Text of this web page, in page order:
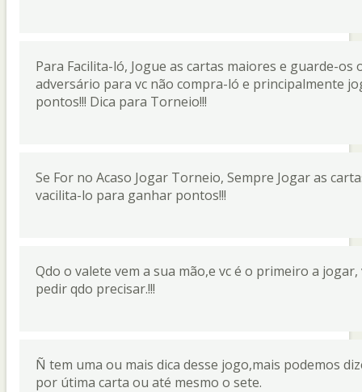
Para Facilita-ló, Jogue as cartas maiores e guarde-
adversário para vc não compra-ló e principalmente
pontos!!! Dica para Torneio!!!
Se For no Acaso Jogar Torneio, Sempre Jogar as
vacilita-lo para ganhar pontos!!!
Qdo o valete vem a sua mão,e vc é o primeiro a
pedir qdo precisar.!!!
Ñ tem uma ou mais dica desse jogo,mais podemos
por útima carta ou até mesmo o sete.